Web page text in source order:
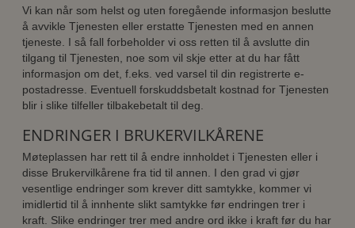
Vi kan når som helst og uten foregående informasjon beslutte
å avvikle Tjenesten eller erstatte Tjenesten med en annen
tjeneste. I så fall forbeholder vi oss retten til å avslutte din
tilgang til Tjenesten, noe som vil skje etter at du har fått
informasjon om det, f.eks. ved varsel til din registrerte e-
postadresse. Eventuell forskuddsbetalt kostnad for Tjenesten
blir i slike tilfeller tilbakebetalt til deg.
ENDRINGER I BRUKERVILKÅRENE
Møteplassen har rett til å endre innholdet i Tjenesten eller i
disse Brukervilkårene fra tid til annen. I den grad vi gjør
vesentlige endringer som krever ditt samtykke, kommer vi
imidlertid til å innhente slikt samtykke før endringen trer i
kraft. Slike endringer trer med andre ord ikke i kraft før du har